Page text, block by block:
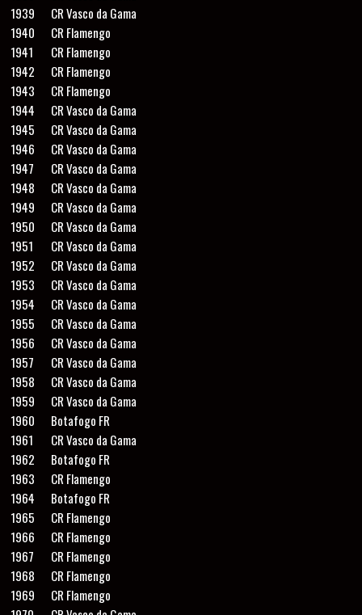
1939
CR Vasco da Gama
1940
CR Flamengo
1941
CR Flamengo
1942
CR Flamengo
1943
CR Flamengo
1944
CR Vasco da Gama
1945
CR Vasco da Gama
1946
CR Vasco da Gama
1947
CR Vasco da Gama
1948
CR Vasco da Gama
1949
CR Vasco da Gama
1950
CR Vasco da Gama
1951
CR Vasco da Gama
1952
CR Vasco da Gama
1953
CR Vasco da Gama
1954
CR Vasco da Gama
1955
CR Vasco da Gama
1956
CR Vasco da Gama
1957
CR Vasco da Gama
1958
CR Vasco da Gama
1959
CR Vasco da Gama
1960
Botafogo FR
1961
CR Vasco da Gama
1962
Botafogo FR
1963
CR Flamengo
1964
Botafogo FR
1965
CR Flamengo
1966
CR Flamengo
1967
CR Flamengo
1968
CR Flamengo
1969
CR Flamengo